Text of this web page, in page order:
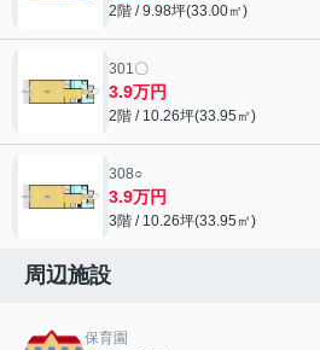
2階 / 9.98坪(33.00㎡)
301〇
3.9万円
2階 / 10.26坪(33.95㎡)
308○
3.9万円
3階 / 10.26坪(33.95㎡)
周辺施設
保育園